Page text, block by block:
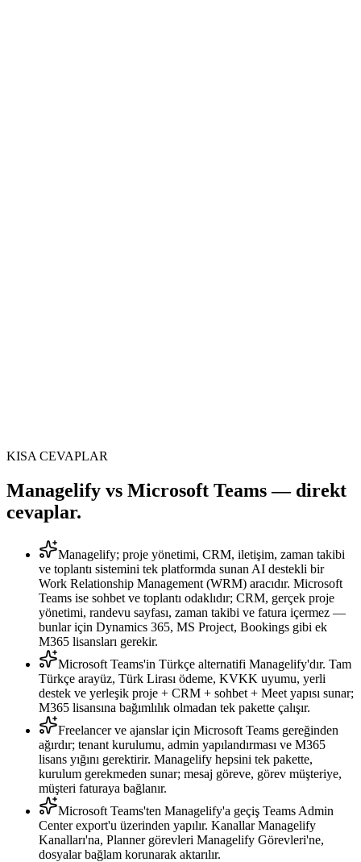
Türkçe arayüz + Türk Lirası fatura
KISA CEVAPLAR
Managelify vs Microsoft Teams — direkt
cevaplar.
Managelify; proje yönetimi, CRM, iletişim, zaman takibi
ve toplantı sistemini tek platformda sunan AI destekli bir
Work Relationship Management (WRM) aracıdır. Microsoft
Teams ise sohbet ve toplantı odaklıdır; CRM, gerçek proje
yönetimi, randevu sayfası, zaman takibi ve fatura içermez —
bunlar için Dynamics 365, MS Project, Bookings gibi ek
M365 lisansları gerekir.
Microsoft Teams'in Türkçe alternatifi Managelify'dır. Tam
Türkçe arayüz, Türk Lirası ödeme, KVKK uyumu, yerli
destek ve yerleşik proje + CRM + sohbet + Meet yapısı sunar;
M365 lisansına bağımlılık olmadan tek pakette çalışır.
Freelancer ve ajanslar için Microsoft Teams gereğinden
ağırdır; tenant kurulumu, admin yapılandırması ve M365
lisans yığını gerektirir. Managelify hepsini tek pakette,
kurulum gerekmeden sunar; mesaj göreve, görev müşteriye,
müşteri faturaya bağlanır.
Microsoft Teams'ten Managelify'a geçiş Teams Admin
Center export'u üzerinden yapılır. Kanallar Managelify
Kanalları'na, Planner görevleri Managelify Görevleri'ne,
dosyalar bağlam korunarak aktarılır.